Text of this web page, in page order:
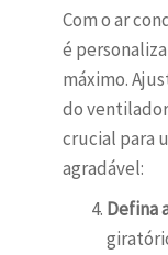
Com o ar
é
máximo.
do
crucial para
agradável:
Defina